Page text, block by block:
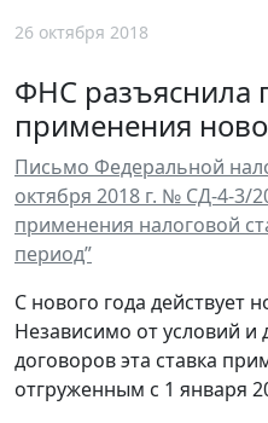
26 октября 2018
ФНС разъяснила
применения
Письмо Федеральной
октября 2018 г. № СД-4-3/
применения налоговой
период”
С нового года действует
Независимо от условий и
договоров эта ставка
отгруженным с 1 января